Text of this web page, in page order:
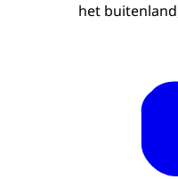
het